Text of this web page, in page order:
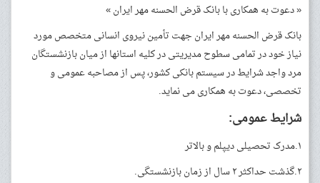
« دعوت به همکاری با بانک قرض الحسنه مهر ایران »
بانک قرض الحسنه مهر ایران جهت تأمین نیروی انسانی متخصص مورد
نیاز خود در تمامی سطوح مدیریتی در کلیه استانها از میان بازنشستگان
مرد واجد شرایط در سیستم بانکی کشور، پس از مصاحبه عمومی و
تخصصی، دعوت به همکاری می نماید.
شرایط عمومی:
۱.مدرک تحصیلی دیپلم و بالاتر
۲.گذشت حداکثر ۲ سال از زمان بازنشستگی.